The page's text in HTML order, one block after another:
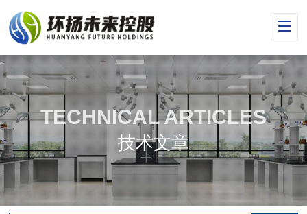
TECHNICAL ARTICLES
技术文章